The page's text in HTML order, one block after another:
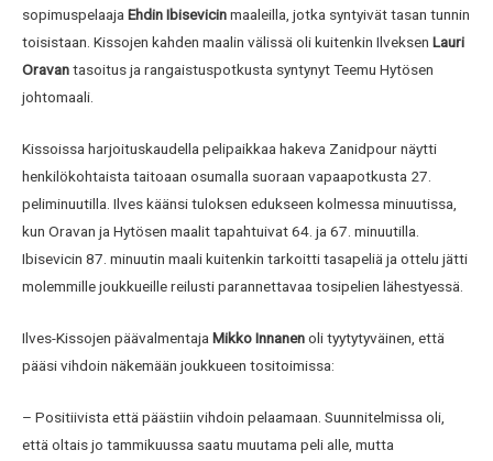
sopimuspelaajaEhdin Ibisevicinmaaleilla, jotka syntyivät tasan tunnin
toisistaan. Kissojen kahden maalin välissä oli kuitenkin Ilveksen Lauri
Oravantasoitus ja rangaistuspotkusta syntynyt Teemu Hytösen
johtomaali.
Kissoissa harjoituskaudella pelipaikkaa hakeva Zanidpour näytti
henkilökohtaista taitoaan osumalla suoraan vapaapotkusta 27.
peliminuutilla. Ilves käänsi tuloksen edukseen kolmessa minuutissa,
kun Oravan ja Hytösen maalit tapahtuivat 64. ja 67. minuutilla.
Ibisevicin 87. minuutin maali kuitenkin tarkoitti tasapeliä ja ottelu jätti
molemmille joukkueille reilusti parannettavaa tosipelien lähestyessä.
Ilves-Kissojen päävalmentaja Mikko Innanenoli tyytytyväinen, että
pääsi vihdoin näkemään joukkueen tositoimissa:
– Positiivista että päästiin vihdoin pelaamaan. Suunnitelmissa oli,
että oltais jo tammikuussa saatu muutama peli alle, mutta